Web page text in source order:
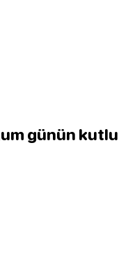
günün kutlu